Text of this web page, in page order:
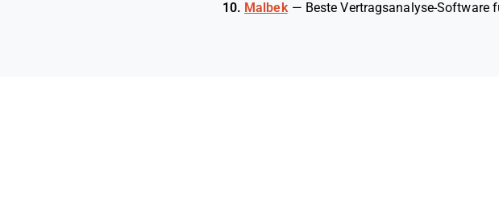
10. Malbek — Beste Vertragsanalyse-Software